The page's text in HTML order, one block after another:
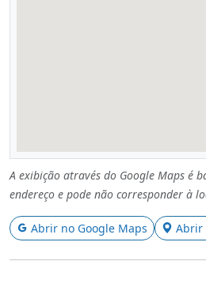
A exibição através do Google Maps é
endereço e pode não corresponder à
Abrir no Google Maps Abrir